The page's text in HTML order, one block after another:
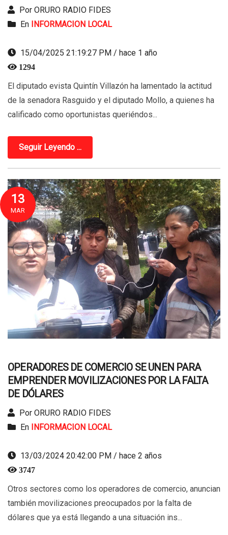
Por ORURO RADIO FIDES
En INFORMACION LOCAL
15/04/2025 21:19:27 PM / hace 1 año
1294
El diputado evista Quintín Villazón ha lamentado la actitud
de la senadora Rasguido y el diputado Mollo, a quienes ha
calificado como oportunistas queriéndos...
Seguir Leyendo ...
13
MAR
OPERADORES DE COMERCIO SE UNEN PARA
EMPRENDER MOVILIZACIONES POR LA FALTA
DE DÓLARES
Por ORURO RADIO FIDES
En INFORMACION LOCAL
13/03/2024 20:42:00 PM / hace 2 años
3747
Otros sectores como los operadores de comercio, anuncian
también movilizaciones preocupados por la falta de
dólares que ya está llegando a una situación ins...